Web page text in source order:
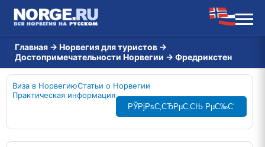
Главная → Норвегия для туристов →
Достопримечательности Норвегии → Фредрикстен
Виза в НорвегиюСтатьи о Норвегии
Практическая информация
РЎРјРѕС‚СЂРµС‚СЊ РµС‰С‘